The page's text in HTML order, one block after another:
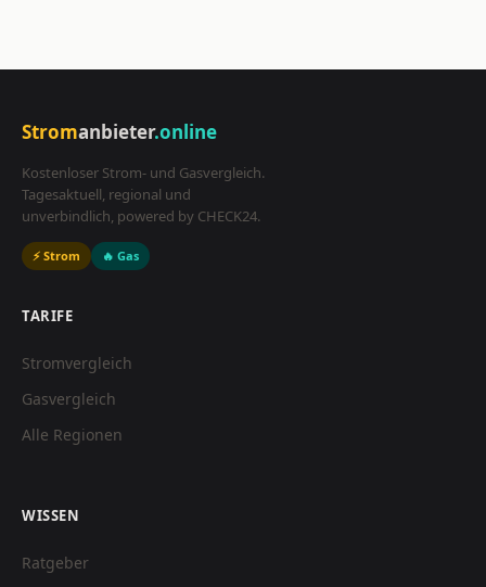
Stromanbieter.online
Kostenloser Strom- und Gasvergleich.
Tagesaktuell, regional und
unverbindlich, powered by CHECK24.
⚡ Strom 🔥 Gas
TARIFE
Stromvergleich
Gasvergleich
Alle Regionen
WISSEN
Ratgeber